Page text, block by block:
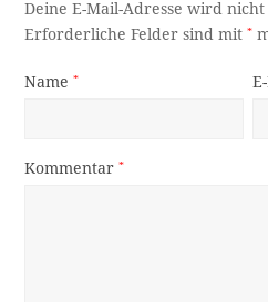
Deine E-Mail-Adresse wird
Erforderliche Felder sind mit*
Name*
Kommentar*